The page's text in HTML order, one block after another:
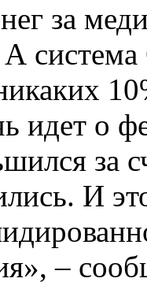
за
идет о
за
И
–